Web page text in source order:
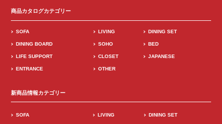
商品カタログカテゴリー
SOFA LIVING DINING SET
DINING BOARD SOHO BED
LIFE SUPPORT CLOSET JAPANESE
ENTRANCE OTHER
新商品情報カテゴリー
SOFA LIVING DINING SET